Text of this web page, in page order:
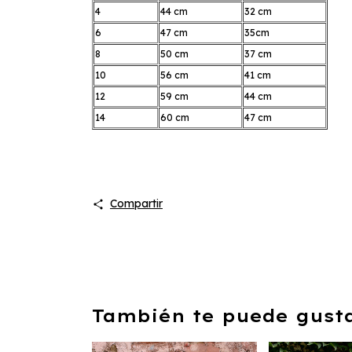
4 44 cm
32 cm
6
47 cm
35cm
8
50 cm
37 cm
10
56 cm
41 cm
12
59 cm
44 cm
14
60 cm 47 cm
Compartir
También te puede